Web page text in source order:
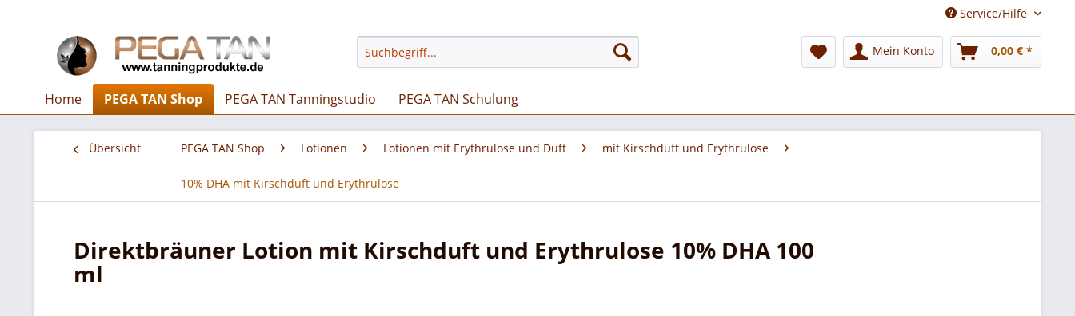
Service/Hilfe
Mein Konto 0,00 € *
Home PEGA TAN Shop PEGA TAN Tanningstudio PEGA TAN Schulung
Übersicht PEGA TAN Shop Lotionen Lotionen mit Erythrulose und Duft mit Kirschduft und Erythrulose
10% DHA mit Kirschduft und Erythrulose
Direktbräuner Lotion mit Kirschduft und Erythrulose 10% DHA 100
ml